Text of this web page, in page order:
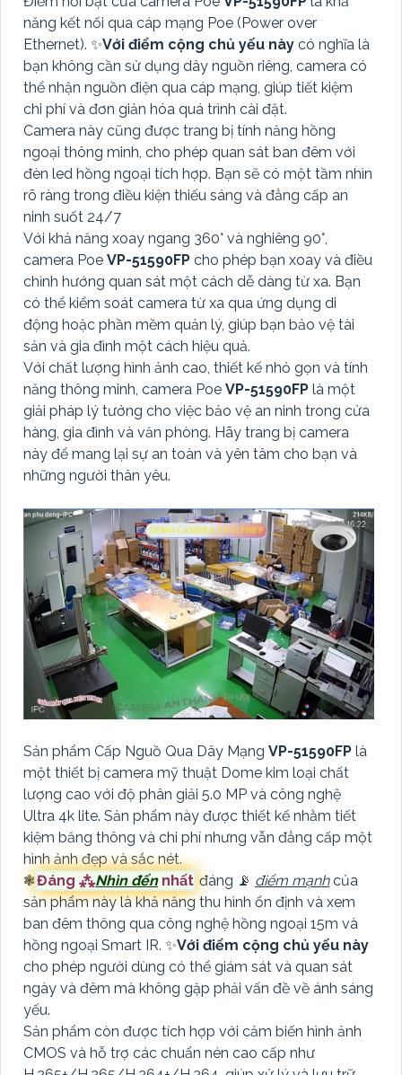
năng kết nối qua cáp mạng Poe (Power over
Ethernet). ✨Với điểm cộng chủ yếu này có nghĩa là
bạn không cần sử dụng dây nguồn riêng, camera có
thể nhận nguồn điện qua cáp mạng, giúp tiết kiệm
chi phí và đơn giản hóa quá trình cài đặt.
Camera này cũng được trang bị tính năng hồng
ngoại thông minh, cho phép quan sát ban đêm với
đèn led hồng ngoại tích hợp. Bạn sẽ có một tầm nhìn
rõ ràng trong điều kiện thiếu sáng và đẳng cấp an
ninh suốt 24/7
Với khả năng xoay ngang 360° và nghiêng 90°,
camera Poe VP-51590FP cho phép bạn xoay và điều
chỉnh hướng quan sát một cách dễ dàng từ xa. Bạn
có thể kiểm soát camera từ xa qua ứng dụng di
động hoặc phần mềm quản lý, giúp bạn bảo vệ tài
sản và gia đình một cách hiệu quả.
Với chất lượng hình ảnh cao, thiết kế nhỏ gọn và tính
năng thông minh, camera Poe VP-51590FP là một
giải pháp lý tưởng cho việc bảo vệ an ninh trong cửa
hàng, gia đình và văn phòng. Hãy trang bị camera
này để mang lại sự an toàn và yên tâm cho bạn và
những người thân yêu.
Sản phẩm Cấp Nguồ Qua Dây Mạng VP-51590FP là
một thiết bị camera mỹ thuật Dome kim loại chất
lượng cao với độ phân giải 5.0 MP và công nghệ
Ultra 4k lite. Sản phẩm này được thiết kế nhằm tiết
kiệm băng thông và chi phí nhưng vẫn đẳng cấp một
hình ảnh đẹp và sắc nét.
❃Đáng ⁂Nhìn đếnnhất đáng 📡 điểm mạnhcủa
sản phẩm này là khả năng thu hình ổn định và xem
ban đêm thông qua công nghệ hồng ngoại 15m và
hồng ngoại Smart IR. ✨Với điểm cộng chủ yếu này
cho phép người dùng có thể giám sát và quan sát
ngày và đêm mà không gặp phải vấn đề về ánh sáng
yếu.
Sản phẩm còn được tích hợp với cảm biến hình ảnh
CMOS và hỗ trợ các chuẩn nén cao cấp như